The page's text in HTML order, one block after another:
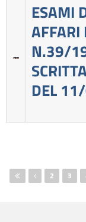
ESAMI
AFFARI
N.39/
DEL
2 3